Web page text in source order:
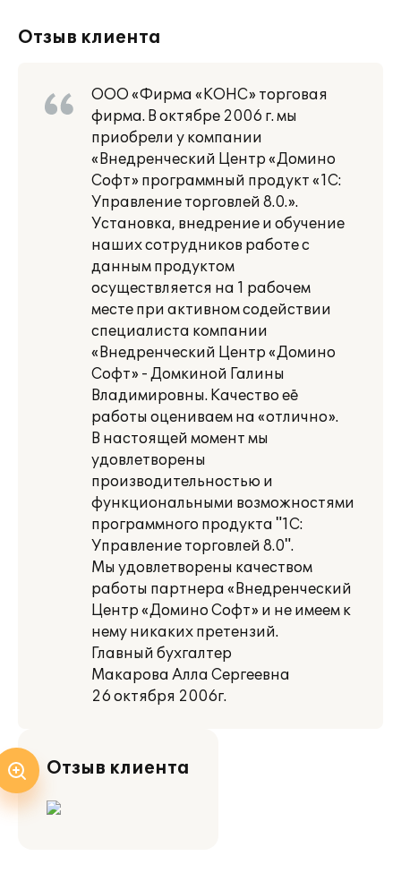
Отзыв клиента
ООО «Фирма «КОНС» торговая
фирма. В октябре 2006 г. мы
приобрели у компании
«Внедренческий Центр «Домино
Софт» программный продукт «1С:
Управление торговлей 8.0.».
Установка, внедрение и обучение
наших сотрудников работе с
данным продуктом
осуществляется на 1 рабочем
месте при активном содействии
специалиста компании
«Внедренческий Центр «Домино
Софт» - Домкиной Галины
Владимировны. Качество её
работы оцениваем на «отлично».
В настоящей момент мы
удовлетворены
производительностью и
функциональными возможностями
программного продукта "1С:
Управление торговлей 8.0".
Мы удовлетворены качеством
работы партнера «Внедренческий
Центр «Домино Софт» и не имеем к
нему никаких претензий.
Главный бухгалтер
Макарова Алла Сергеевна
26 октября 2006г.
Отзыв клиента